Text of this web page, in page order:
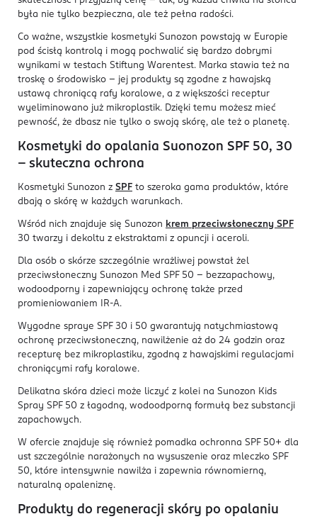
była nie tylko bezpieczna, ale też pełna radości.
Co ważne, wszystkie kosmetyki Sunozon powstają w Europie
pod ścisłą kontrolą i mogą pochwalić się bardzo dobrymi
wynikami w testach Stiftung Warentest. Marka stawia też na
troskę o środowisko – jej produkty są zgodne z hawajską
ustawą chroniącą rafy koralowe, a z większości receptur
wyeliminowano już mikroplastik. Dzięki temu możesz mieć
pewność, że dbasz nie tylko o swoją skórę, ale też o planetę.
Kosmetyki do opalania Suonozon SPF 50, 30
– skuteczna ochrona
Kosmetyki Sunozon z SPF to szeroka gama produktów, które
dbają o skórę w każdych warunkach.
Wśród nich znajduje się Sunozon krem przeciwsłoneczny SPF
30 twarzy i dekoltu z ekstraktami z opuncji i aceroli.
Dla osób o skórze szczególnie wrażliwej powstał żel
przeciwsłoneczny Sunozon Med SPF 50 – bezzapachowy,
wodoodporny i zapewniający ochronę także przed
promieniowaniem IR-A.
Wygodne spraye SPF 30 i 50 gwarantują natychmiastową
ochronę przeciwsłoneczną, nawilżenie aż do 24 godzin oraz
recepturę bez mikroplastiku, zgodną z hawajskimi regulacjami
chroniącymi rafy koralowe.
Delikatna skóra dzieci może liczyć z kolei na Sunozon Kids
Spray SPF 50 z łagodną, wodoodporną formułą bez substancji
zapachowych.
W ofercie znajduje się również pomadka ochronna SPF 50+ dla
ust szczególnie narażonych na wysuszenie oraz mleczko SPF
50, które intensywnie nawilża i zapewnia równomierną,
naturalną opaleniznę.
Produkty do regeneracji skóry po opalaniu